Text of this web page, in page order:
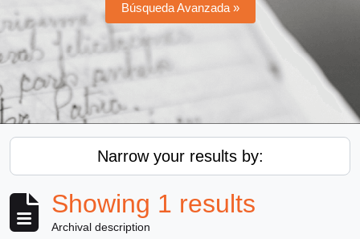
Búsqueda Avanzada »
Narrow your results by:
Showing 1 results
Archival description